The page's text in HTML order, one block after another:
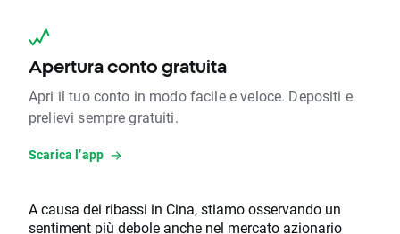
Apertura conto gratuita
Apri il tuo conto in modo facile e veloce. Depositi e
prelievi sempre gratuiti.
Scarica l’app
A causa dei ribassi in Cina, stiamo osservando un
sentiment più debole anche nel mercato azionario